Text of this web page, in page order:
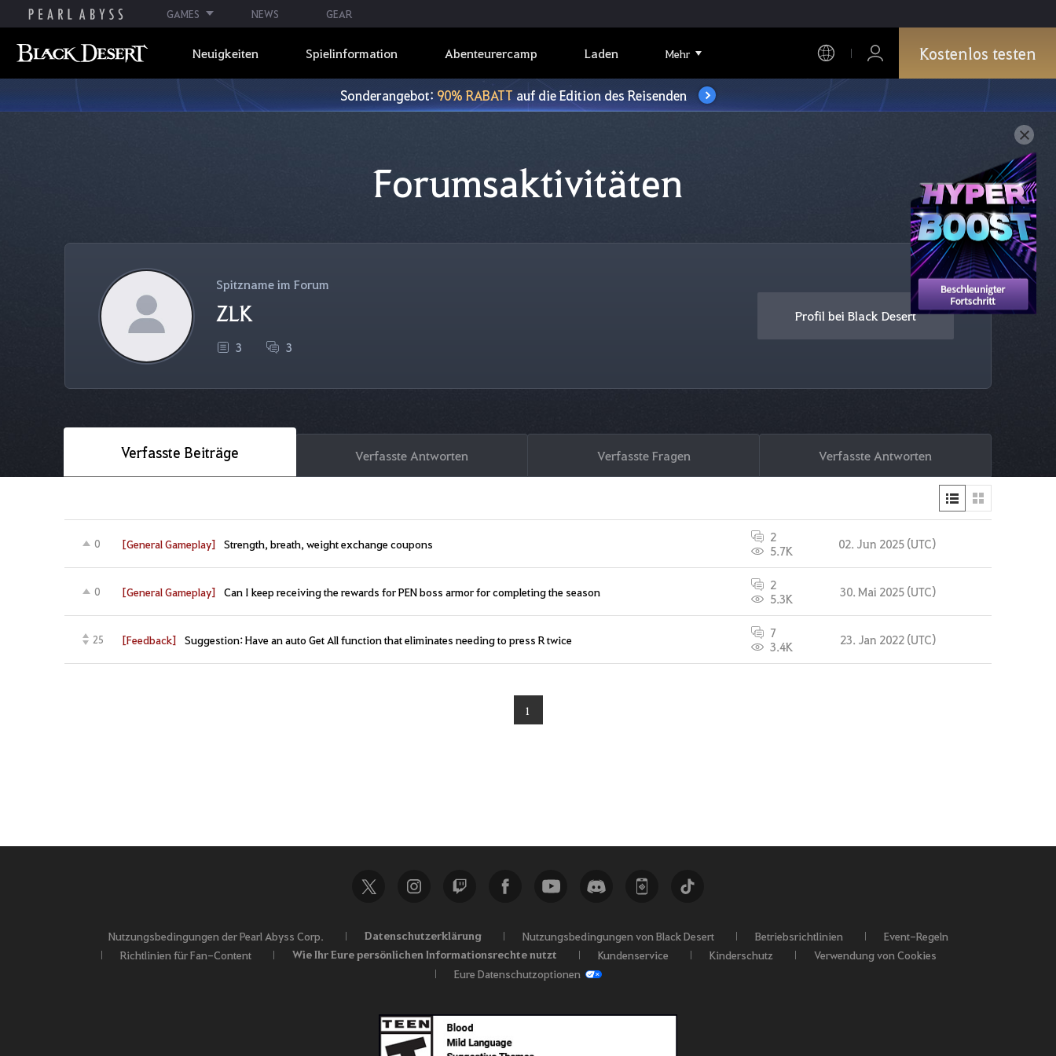
GAMES NEWS GEAR
Neuigkeiten Spielinformation Abenteurercamp Laden Mehr Kostenlos testen
Sonderangebot:90% RABATTauf die Edition des Reisenden
Forumsaktivitäten
Spitzname im Forum
ZLK
3 3
Profil bei Black Desert
Verfasste Beiträge Verfasste Antworten Verfasste Fragen Verfasste Antworten
[General Gameplay] Strength, breath, weight exchange coupons
0
2
5.7K
02. Jun 2025 (UTC)
[General Gameplay] Can I keep receiving the rewards for PEN boss armor for completing the season
0
2
5.3K
30. Mai 2025 (UTC)
[Feedback] Suggestion: Have an auto Get All function that eliminates needing to press R twice
25
7
3.4K
23. Jan 2022 (UTC)
1
Nutzungsbedingungen der Pearl Abyss Corp. Datenschutzerklärung Nutzungsbedingungen von Black Desert Betriebsrichtlinien
Event-Regeln
Richtlinien für Fan-Content
Wie Ihr Eure persönlichen Informationsrechte nutzt Kundenservice Kinderschutz
Verwendung von Cookies
Eure Datenschutzoptionen